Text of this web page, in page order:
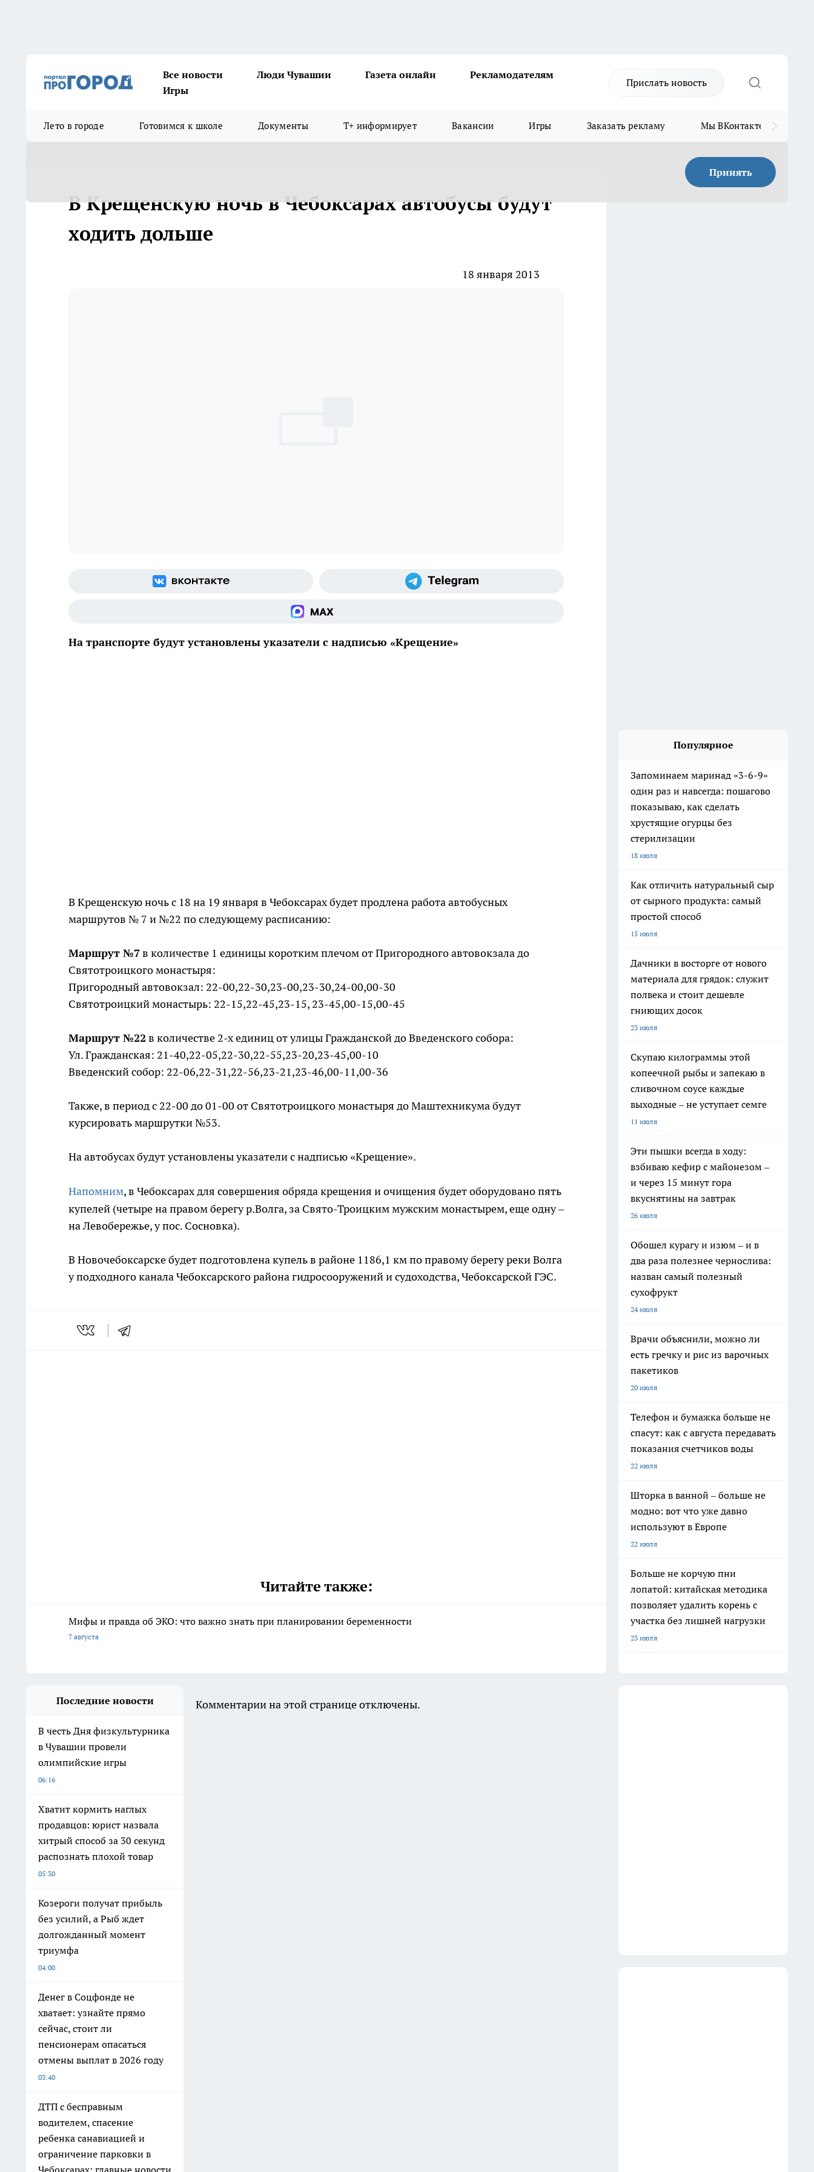
Все новости Люди Чувашии Газета онлайн
Рекламодателям
Игры
Прислать новость
Лето в городе Готовимся к школе Документы Т+ информирует Вакансии Игры Заказать рекламу Мы ВКонтакте
Принять
В Крещенскую ночь в Чебоксарах автобусы будут
ходить дольше
18 января 2013
На транспорте будут установлены указатели с надписью «Крещение»
В Крещенскую ночь с 18 на 19 января в Чебоксарах будет продлена работа автобусных
маршрутов № 7 и №22 по следующему расписанию:
Маршрут №7в количестве 1 единицы коротким плечом от Пригородного автовокзала до
Святотроицкого монастыря:
Пригородный автовокзал: 22-00,22-30,23-00,23-30,24-00,00-30
Святотроицкий монастырь: 22-15,22-45,23-15, 23-45,00-15,00-45
Маршрут №22 в количестве 2-х единиц от улицы Гражданской до Введенского собора:
Ул. Гражданская: 21-40,22-05,22-30,22-55,23-20,23-45,00-10
Введенский собор: 22-06,22-31,22-56,23-21,23-46,00-11,00-36
Также, в период с 22-00 до 01-00 от Святотроицкого монастыря до Маштехникума будут
курсировать маршрутки №53.
На автобусах будут установлены указатели с надписью «Крещение».
Напомним, в Чебоксарах для совершения обряда крещения и очищения будет оборудовано пять
купелей (четыре на правом берегу р.Волга, за Свято-Троицким мужским монастырем, еще одну –
на Левобережье, у пос. Сосновка).
В Новочебоксарске будет подготовлена купель в районе 1186,1 км по правому берегу реки Волга
у подходного канала Чебоксарского района гидросооружений и судоходства, Чебоксарской ГЭС.
Читайте также:
Мифы и правда об ЭКО: что важно знать при планировании беременности
7 августа
Популярное
Запоминаем маринад «3-6-9»
один раз и навсегда: пошагово
показываю, как сделать
хрустящие огурцы без
стерилизации
18 июля
Как отличить натуральный сыр
от сырного продукта: самый
простой способ
15 июля
Дачники в восторге от нового
материала для грядок: служит
полвека и стоит дешевле
гниющих досок
23 июля
Скупаю килограммы этой
копеечной рыбы и запекаю в
сливочном соусе каждые
выходные – не уступает семге
11 июля
Эти пышки всегда в ходу:
взбиваю кефир с майонезом –
и через 15 минут гора
вкуснятины на завтрак
26 июля
Обошел курагу и изюм – и в
два раза полезнее чернослива:
назван самый полезный
сухофрукт
24 июля
Врачи объяснили, можно ли
есть гречку и рис из варочных
пакетиков
20 июля
Телефон и бумажка больше не
спасут: как с августа передавать
показания счетчиков воды
22 июля
Шторка в ванной – больше не
модно: вот что уже давно
используют в Европе
22 июля
Больше не корчую пни
лопатой: китайская методика
позволяет удалить корень с
участка без лишней нагрузки
23 июля
Последние новости
В честь Дня физкультурника
в Чувашии провели
олимпийские игры
06:16
Хватит кормить наглых
продавцов: юрист назвала
хитрый способ за 30 секунд
распознать плохой товар
05:30
Козероги получат прибыль
без усилий, а Рыб ждет
долгожданный момент
триумфа
04:00
Денег в Соцфонде не
хватает: узнайте прямо
сейчас, стоит ли
пенсионерам опасаться
отмены выплат в 2026 году
03:40
ДТП с бесправным
водителем, спасение
ребенка санавиацией и
ограничение парковки в
Комментарии на этой странице отключены.